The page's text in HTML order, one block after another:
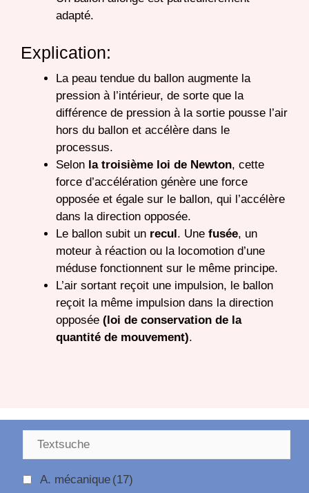
adapté.
Explication:
La peau tendue du ballon augmente la
pression à l’intérieur, de sorte que la
différence de pression à la sortie pousse l’air
hors du ballon et accélère dans le
processus.
Selon la troisième loi de Newton, cette
force d’accélération génère une force
opposée et égale sur le ballon, qui l’accélère
dans la direction opposée.
Le ballon subit un recul . Une fusée, un
moteur à réaction ou la locomotion d’une
méduse fonctionnent sur le même principe.
L’air sortant reçoit une impulsion, le ballon
reçoit la même impulsion dans la direction
opposée (loi de conservation de la
quantité de mouvement).
A. mécanique (17)